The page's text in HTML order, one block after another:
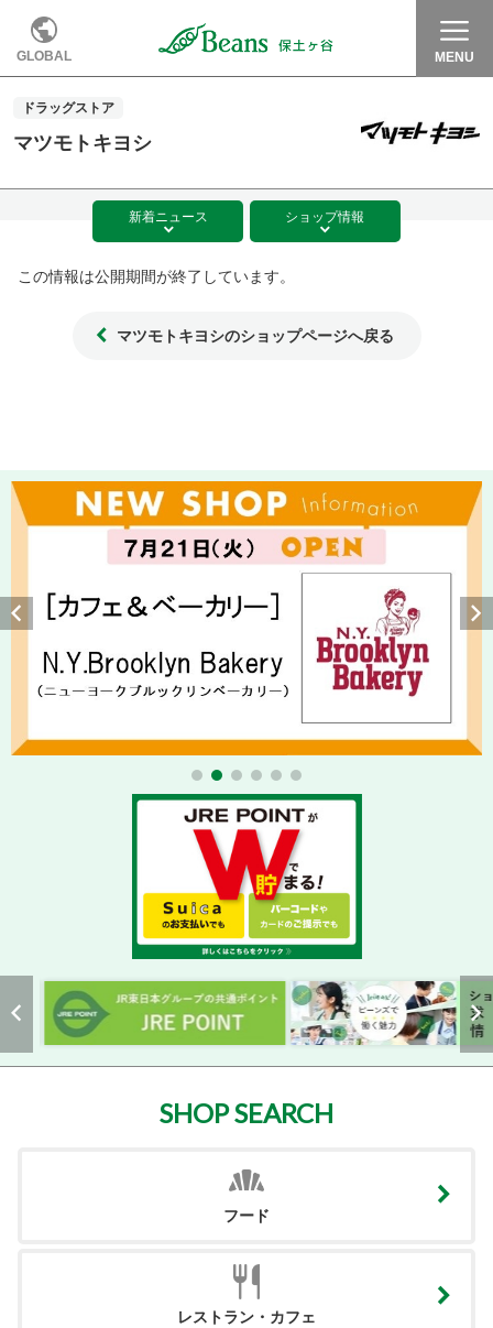
GLOBAL MENU
ドラッグストア
マツモトキヨシ
新着ニュース ショップ情報
この情報は公開期間が終了しています。
マツモトキヨシのショップページへ戻る
SHOP SEARCH
フード
レストラン・カフェ